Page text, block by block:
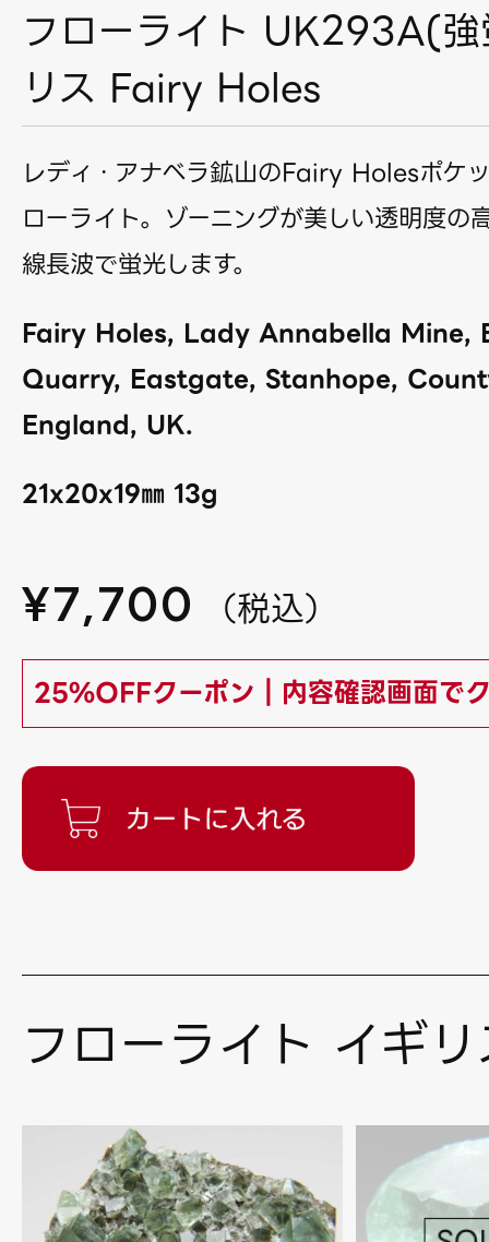
フローライト UK293A(
リス Fairy Holes
レディ・アナベラ鉱山のFairy Holesポケ
ローライト。ゾーニングが美しい透明度の
線長波で蛍光します。
Fairy Holes, Lady Annabella Mine,
Quarry, Eastgate, Stanhope,
England, UK.
21x20x19㎜ 13g
¥7,700 （税込）
25%OFFクーポン｜内容確認画面で
フローライト イギ